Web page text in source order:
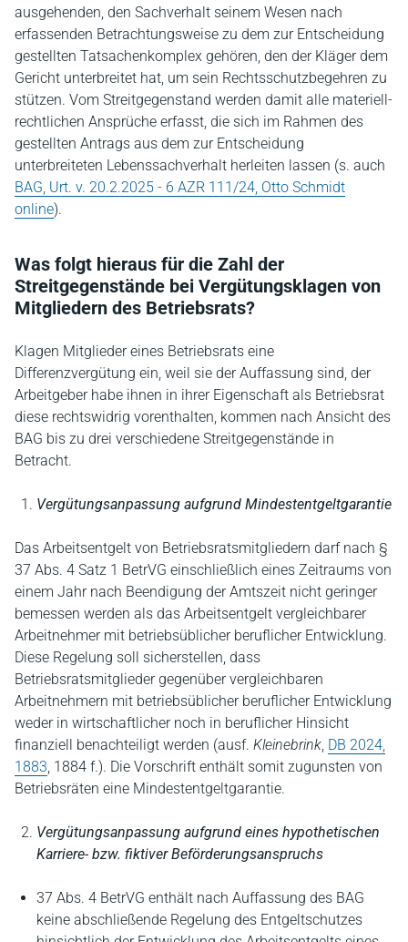
ausgehenden, den Sachverhalt seinem Wesen nach
erfassenden Betrachtungsweise zu dem zur Entscheidung
gestellten Tatsachenkomplex gehören, den der Kläger dem
Gericht unterbreitet hat, um sein Rechtsschutzbegehren zu
stützen. Vom Streitgegenstand werden damit alle materiell-
rechtlichen Ansprüche erfasst, die sich im Rahmen des
gestellten Antrags aus dem zur Entscheidung
unterbreiteten Lebenssachverhalt herleiten lassen (s. auch
BAG, Urt. v. 20.2.2025 - 6 AZR 111/24, Otto Schmidt
online).
Was folgt hieraus für die Zahl der
Streitgegenstände bei Vergütungsklagen von
Mitgliedern des Betriebsrats?
Klagen Mitglieder eines Betriebsrats eine
Differenzvergütung ein, weil sie der Auffassung sind, der
Arbeitgeber habe ihnen in ihrer Eigenschaft als Betriebsrat
diese rechtswidrig vorenthalten, kommen nach Ansicht des
BAG bis zu drei verschiedene Streitgegenstände in
Betracht.
Vergütungsanpassung aufgrund Mindestentgeltgarantie
Das Arbeitsentgelt von Betriebsratsmitgliedern darf nach §
37 Abs. 4 Satz 1 BetrVG einschließlich eines Zeitraums von
einem Jahr nach Beendigung der Amtszeit nicht geringer
bemessen werden als das Arbeitsentgelt vergleichbarer
Arbeitnehmer mit betriebsüblicher beruflicher Entwicklung.
Diese Regelung soll sicherstellen, dass
Betriebsratsmitglieder gegenüber vergleichbaren
Arbeitnehmern mit betriebsüblicher beruflicher Entwicklung
weder in wirtschaftlicher noch in beruflicher Hinsicht
finanziell benachteiligt werden (ausf. Kleinebrink, DB 2024,
1883, 1884 f.). Die Vorschrift enthält somit zugunsten von
Betriebsräten eine Mindestentgeltgarantie.
Vergütungsanpassung aufgrund eines hypothetischen
Karriere- bzw. fiktiver Beförderungsanspruchs
37 Abs. 4 BetrVG enthält nach Auffassung des BAG
keine abschließende Regelung des Entgeltschutzes